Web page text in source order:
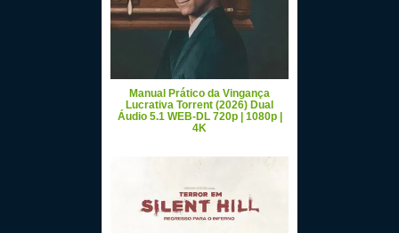
Manual Prático da Vingança
Lucrativa Torrent (2026) Dual
Áudio 5.1 WEB-DL 720p | 1080p |
4K